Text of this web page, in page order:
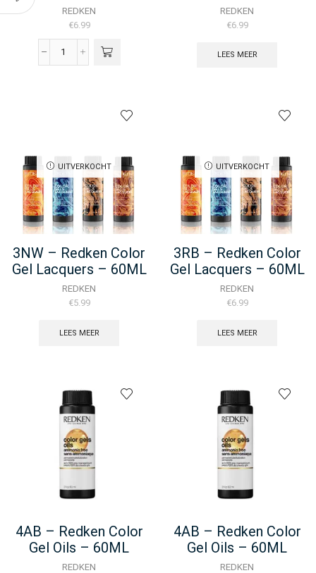
REDKEN
€6.99
3NN
aantal
REDKEN
€6.99
LEES MEER
UITVERKOCHT
3NW – Redken Color
Gel Lacquers – 60ML
REDKEN
€5.99
LEES MEER
UITVERKOCHT
3RB – Redken Color
Gel Lacquers – 60ML
REDKEN
€6.99
LEES MEER
4AB – Redken Color
Gel Oils – 60ML
REDKEN
4AB – Redken Color
Gel Oils – 60ML
REDKEN